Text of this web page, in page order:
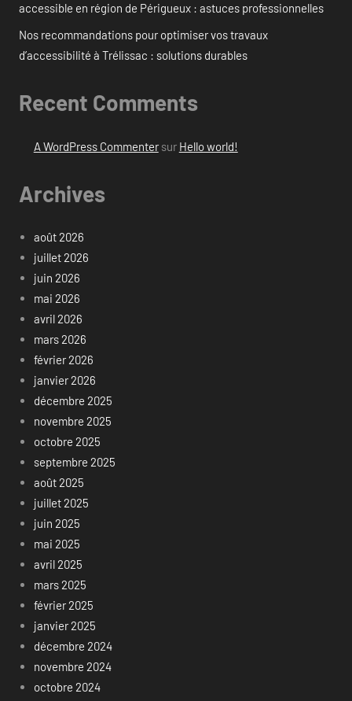
accessible en région de Périgueux : astuces professionnelles
Nos recommandations pour optimiser vos travaux
d’accessibilité à Trélissac : solutions durables
Recent Comments
A WordPress Commentersur Hello world!
Archives
août 2026
juillet 2026
juin 2026
mai 2026
avril 2026
mars 2026
février 2026
janvier 2026
décembre 2025
novembre 2025
octobre 2025
septembre 2025
août 2025
juillet 2025
juin 2025
mai 2025
avril 2025
mars 2025
février 2025
janvier 2025
décembre 2024
novembre 2024
octobre 2024